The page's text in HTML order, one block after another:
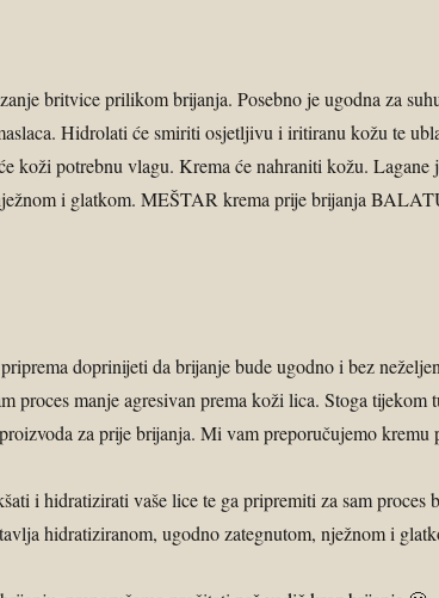
britvice prilikom brijanja. Posebno je ugodna za
Hidrolati će smiriti osjetljivu i iritiranu kožu te
potrebnu vlagu. Krema će nahraniti kožu. Lagane
i glatkom. MEŠTAR krema prije brijanja
doprinijeti da brijanje bude ugodno i bez
proces manje agresivan prema koži lica. Stoga
za prije brijanja. Mi vam preporučujemo kremu
i hidratizirati vaše lice te ga pripremiti za sam proces
hidratiziranom, ugodno zategnutom, nježnom i